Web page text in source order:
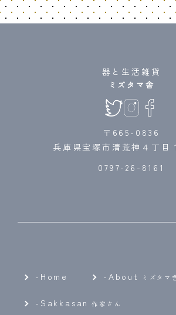
器と生活雑貨
ミズタマ舎
〒665-0836
兵庫県宝塚市清荒神４丁目
0797-26-8161
-Home - About ミズタマ
- Sakkasan 作家さん